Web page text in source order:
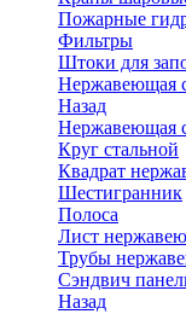
Пожарные
Фильтры
Штоки для
Нержавеющая
Назад
Нержавеющая
Круг стальной
Квадрат
Шестигранник
Полоса
Лист
Трубы
Сэндвич
Назад